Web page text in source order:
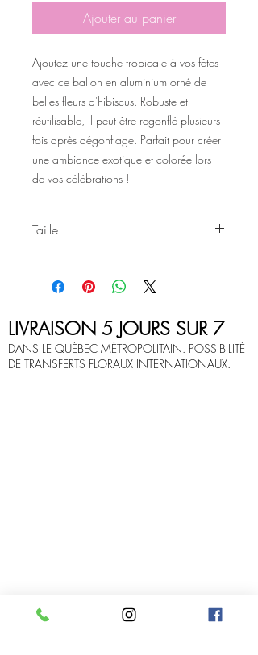
Ajouter au panier
Ajoutez une touche tropicale à vos fêtes
avec ce ballon en aluminium orné de
belles fleurs d'hibiscus. Robuste et
réutilisable, il peut être regonflé plusieurs
fois après dégonflage. Parfait pour créer
une ambiance exotique et colorée lors
de vos célébrations !
Taille
LIVRAISON 5 JOURS SUR 7
DANS LE QUÉBEC MÉTROPOLITAIN. POSSIBILITÉ
DE TRANSFERTS FLORAUX INTERNATIONAUX.
Infolettre